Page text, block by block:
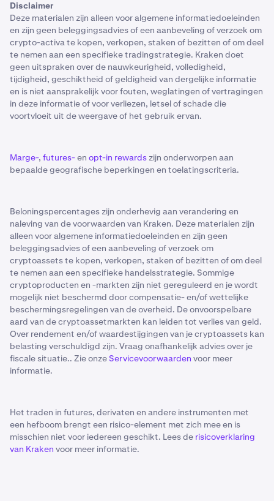
Disclaimer
Deze materialen zijn alleen voor algemene informatiedoeleinden
en zijn geen beleggingsadvies of een aanbeveling of verzoek om
crypto-activa te kopen, verkopen, staken of bezitten of om deel
te nemen aan een specifieke tradingstrategie. Kraken doet
geen uitspraken over de nauwkeurigheid, volledigheid,
tijdigheid, geschiktheid of geldigheid van dergelijke informatie
en is niet aansprakelijk voor fouten, weglatingen of vertragingen
in deze informatie of voor verliezen, letsel of schade die
voortvloeit uit de weergave of het gebruik ervan.
Marge-, futures-en opt-in rewards zijn onderworpen aan
bepaalde geografische beperkingen en toelatingscriteria.
Beloningspercentages zijn onderhevig aan verandering en
naleving van de voorwaarden van Kraken. Deze materialen zijn
alleen voor algemene informatiedoeleinden en zijn geen
beleggingsadvies of een aanbeveling of verzoek om
cryptoassets te kopen, verkopen, staken of bezitten of om deel
te nemen aan een specifieke handelsstrategie. Sommige
cryptoproducten en -markten zijn niet gereguleerd en je wordt
mogelijk niet beschermd door compensatie- en/of wettelijke
beschermingsregelingen van de overheid. De onvoorspelbare
aard van de cryptoassetmarkten kan leiden tot verlies van geld.
Over rendement en/of waardestijgingen van je cryptoassets kan
belasting verschuldigd zijn. Vraag onafhankelijk advies over je
fiscale situatie.. Zie onzeServicevoorwaarden voor meer
informatie.
Het traden in futures, derivaten en andere instrumenten met
een hefboom brengt een risico-element met zich mee en is
misschien niet voor iedereen geschikt. Lees de risicoverklaring
van Kraken voor meer informatie.